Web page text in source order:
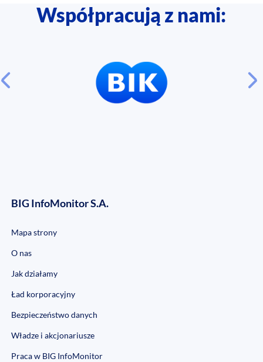
Współpracują z nami:
BIG InfoMonitor S.A.
Mapa strony
O nas
Jak działamy
Ład korporacyjny
Bezpieczeństwo danych
Władze i akcjonariusze
Praca w BIG InfoMonitor